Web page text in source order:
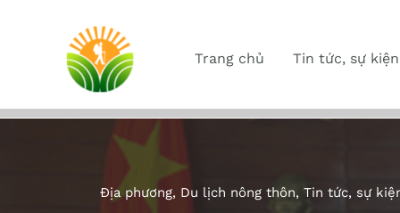
Trang chủ Tin tức, sự kiện
Địa phương, Du lịch nông thôn, Tin tức, sự